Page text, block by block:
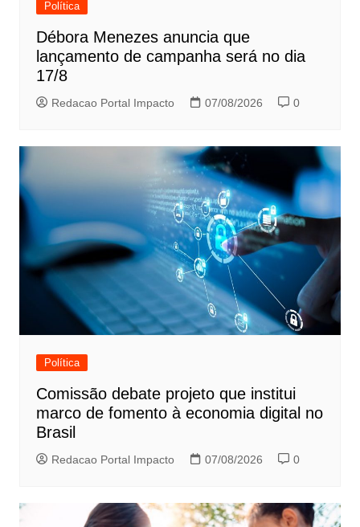
Política
Débora Menezes anuncia que
lançamento de campanha será no dia
17/8
Redacao Portal Impacto 07/08/2026 0
Política
Comissão debate projeto que institui
marco de fomento à economia digital no
Brasil
Redacao Portal Impacto 07/08/2026 0